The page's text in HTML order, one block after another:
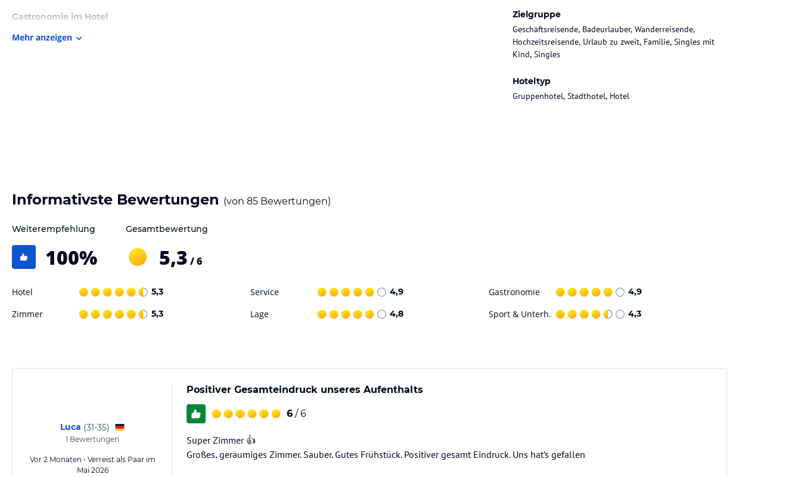
Zielgruppe
Geschäftsreisende, Badeurlauber, Wanderreisende,
Hochzeitsreisende, Urlaub zu zweit, Familie, Singles mit
Kind, Singles
Hoteltyp
Gruppenhotel, Stadthotel, Hotel
Gastronomie im Hotel
Im Hotel wird den Gästen Frühstück als Verpflegungsart geboten. Ein Frühstücksbuffet ist im Leistungsangebot
Mehr anzeigen
Informativste Bewertungen (von 85 Bewertungen)
Weiterempfehlung
100%
Gesamtbewertung
5,3 / 6
Hotel 5,3 Service 4,9 Gastronomie 4,9
Zimmer 5,3 Lage 4,8 Sport & Unterh. 4,3
Luca (31-35)
1 Bewertungen
Vor 2 Monaten • Verreist als Paar im
Mai 2026
Positiver Gesamteindruck unseres Aufenthalts
6 / 6
Super Zimmer 👍
Großes, geräumiges Zimmer. Sauber. Gutes Frühstück. Positiver gesamt Eindruck. Uns hat’s gefallen